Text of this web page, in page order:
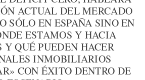
ACTUAL DEL MERCADO
SÓLO EN ESPAÑA SINO EN
ESTAMOS Y HACIA
Y QUÉ PUEDEN HACER
INMOBILIARIOS
CON ÉXITO DENTRO DE